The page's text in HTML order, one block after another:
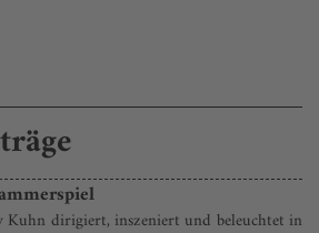
dirigiert, inszeniert und beleuchtet in